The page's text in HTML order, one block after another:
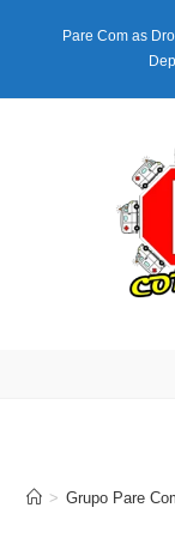
conteúdo
Pare Com as
> Grupo Pare